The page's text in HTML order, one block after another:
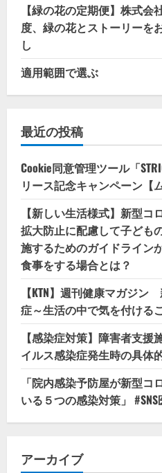
【緑の花の定期便】株式
度、緑の花とストーリーを
し
適用範囲で選ぶ
最近の投稿
Cookie同意管理ツール「
リース記念キャンペーン【
【新しい生活様式】新型
拡大防止に配慮して子ども
施するためのガイドライン
食事をする場合とは？
【KTN】週刊健康マガジ
症～生活の中で気を付ける
【感染症対策】障害者支
イルス感染症発生時の具体
「院内感染予防屋が新型
いる５つの感染対策」 #SNS
アーカイブ